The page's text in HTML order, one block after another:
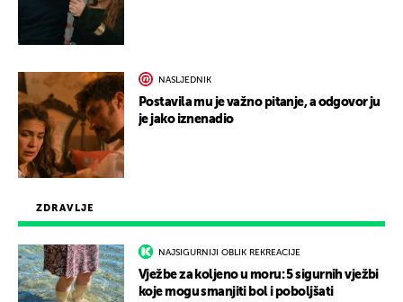
ZDRAVLJE
NAJSIGURNIJI OBLIK REKREACIJE
Vježbe za koljeno u moru: 5 sigurnih vježbi
koje mogu smanjiti bol i poboljšati
NASLJEDNIK
Postavila mu je važno pitanje, a odgovor ju
je jako iznenadio